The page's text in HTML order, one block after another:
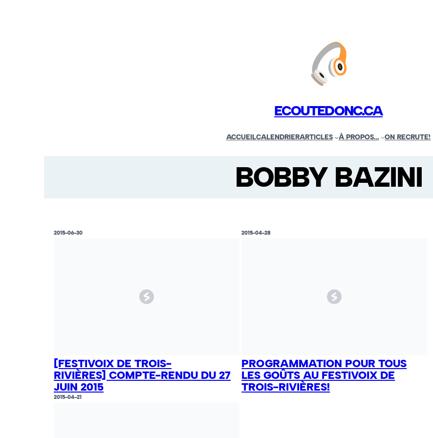
ECOUTEDONC.CA
ACCUEILCALENDRIERARTICLES À PROPOS… ON RECRUTE!
BOBBY BAZINI
2015-06-30
[FESTIVOIX DE TROIS-
RIVIÈRES] COMPTE-RENDU DU 27
JUIN 2015
2015-04-28
PROGRAMMATION POUR TOUS
LES GOÛTS AU FESTIVOIX DE
TROIS-RIVIÈRES!
2015-04-21